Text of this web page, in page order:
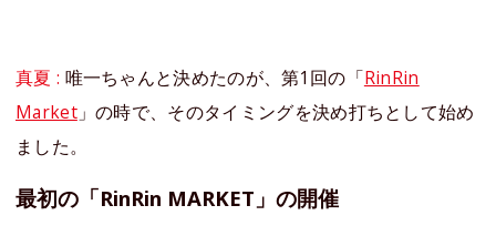
真夏 : 唯一ちゃんと決めたのが、第1回の「RinRin
Market」の時で、そのタイミングを決め打ちとして始め
ました。
最初の「RinRin MARKET」の開催